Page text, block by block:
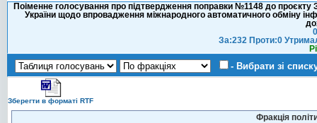
Поіменне голосування про підтвердження поправки №1148 до проєкту
України щодо впровадження міжнародного автоматичного обміну
За:232 Проти:0
- Вибрати зі
Зберегти в форматі RTF
Фракція